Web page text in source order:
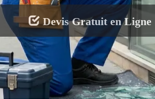
Devis Gratuit en Ligne